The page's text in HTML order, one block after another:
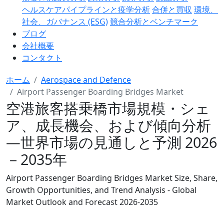
ヘルスケアパイプラインと疫学分析合併と買収 環境、
社会、ガバナンス (ESG)競合分析とベンチマーク
ブログ
会社概要
コンタクト
ホーム
Aerospace and Defence
Airport Passenger Boarding Bridges Market
空港旅客搭乗橋市場規模・シェ
ア、成長機会、および傾向分析
―世界市場の見通しと予測 2026
－2035年
Airport Passenger Boarding Bridges Market Size, Share,
Growth Opportunities, and Trend Analysis - Global
Market Outlook and Forecast 2026-2035